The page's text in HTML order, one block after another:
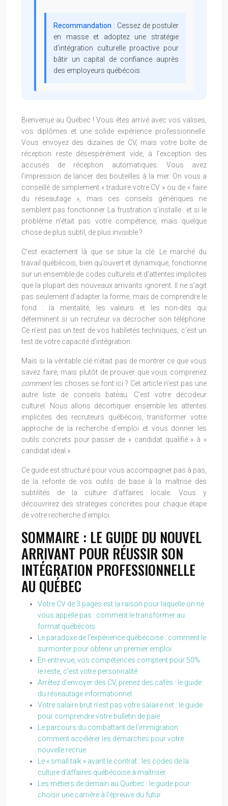
Recommandation : Cessez de postuler
en masse et adoptez une stratégie
d’intégration culturelle proactive pour
bâtir un capital de confiance auprès
des employeurs québécois.
Bienvenue au Québec ! Vous êtes arrivé avec vos valises,
vos diplômes et une solide expérience professionnelle.
Vous envoyez des dizaines de CV, mais votre boîte de
réception reste désespérément vide, à l’exception des
accusés de réception automatiques. Vous avez
l’impression de lancer des bouteilles à la mer. On vous a
conseillé de simplement « traduire votre CV » ou de « faire
du réseautage », mais ces conseils génériques ne
semblent pas fonctionner. La frustration s’installe : et si le
problème n’était pas votre compétence, mais quelque
chose de plus subtil, de plus invisible ?
C’est exactement là que se situe la clé. Le marché du
travail québécois, bien qu’ouvert et dynamique, fonctionne
sur un ensemble de codes culturels et d’attentes implicites
que la plupart des nouveaux arrivants ignorent. Il ne s’agit
pas seulement d’adapter la forme, mais de comprendre le
fond : la mentalité, les valeurs et les non-dits qui
déterminent si un recruteur va décrocher son téléphone.
Ce n’est pas un test de vos habiletés techniques, c’est un
test de votre capacité d’intégration.
Mais si la véritable clé n’était pas de montrer ce que vous
savez faire, mais plutôt de prouver que vous comprenez
commentles choses se font ici ? Cet article n’est pas une
autre liste de conseils bateau. C’est votre décodeur
culturel. Nous allons décortiquer ensemble les attentes
implicites des recruteurs québécois, transformer votre
approche de la recherche d’emploi et vous donner les
outils concrets pour passer de « candidat qualifié » à «
candidat idéal ».
Ce guide est structuré pour vous accompagner pas à pas,
de la refonte de vos outils de base à la maîtrise des
subtilités de la culture d’affaires locale. Vous y
découvrirez des stratégies concrètes pour chaque étape
de votre recherche d’emploi.
SOMMAIRE : LE GUIDE DU NOUVEL
ARRIVANT POUR RÉUSSIR SON
INTÉGRATION PROFESSIONNELLE
AU QUÉBEC
Votre CV de 3 pages est la raison pour laquelle on ne
vous appelle pas : comment le transformer au
format québécois
Le paradoxe de l’expérience québécoise : comment le
surmonter pour obtenir un premier emploi
En entrevue, vos compétences comptent pour 50% :
le reste, c’est votre personnalité
Arrêtez d’envoyer des CV, prenez des cafés : le guide
du réseautage informationnel
Votre salaire brut n’est pas votre salaire net : le guide
pour comprendre votre bulletin de paie
Le parcours du combattant de l’immigration :
comment accélérer les démarches pour votre
nouvelle recrue
Le « small talk » avant le contrat : les codes de la
culture d’affaires québécoise à maîtriser
Les métiers de demain au Québec : le guide pour
choisir une carrière à l’épreuve du futur